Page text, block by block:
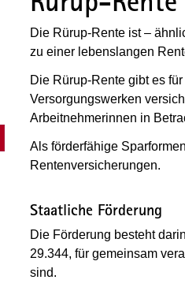
Die Rürup-Rente ist –
zu einer lebenslangen
Die Rürup-Rente gibt es
Versorgungswerken
Arbeitnehmerinnen in
Als förderfähige
Rentenversicherungen.
Staatliche Förderung
Die Förderung besteht
29.344, für gemeinsam
sind.